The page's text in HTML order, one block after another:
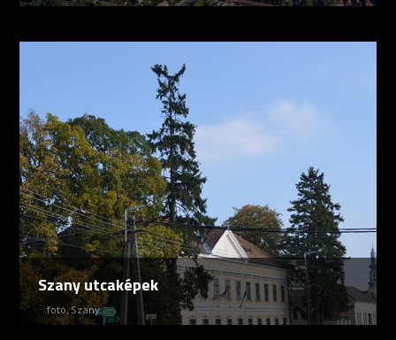
Szany utcaképek
fotó,Szany